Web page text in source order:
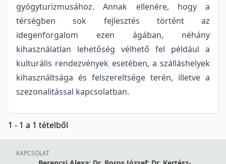
gyógyturizmusához. Annak ellenére, hogy a
térségben sok fejlesztés történt az
idegenforgalom ezen ágában, néhány
kihasználatlan lehetőség vélhető fel például a
kulturális rendezvények esetében, a szálláshelyek
kihasználtsága és felszereltsége terén, illetve a
szezonalitással kapcsolatban.
1 - 1 a 1 tételből
KAPCSOLAT